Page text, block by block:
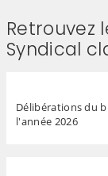
Retrouvez
Syndical
Délibérations du
l'année 2026